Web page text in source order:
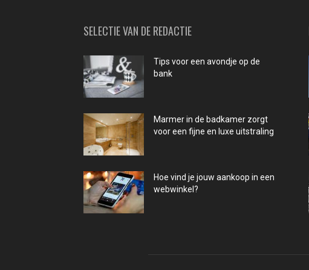
SELECTIE VAN DE REDACTIE
Tips voor een avondje op de
bank
Marmer in de badkamer zorgt
voor een fijne en luxe uitstraling
Hoe vind je jouw aankoop in een
webwinkel?